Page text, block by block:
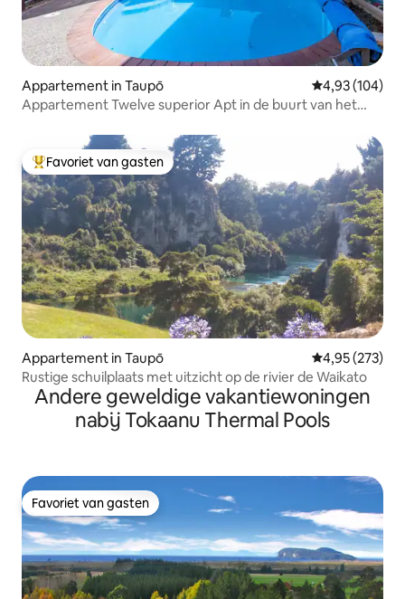
Appartement in Taupō Gemiddelde
4,93 (104)
Appartement Twelve superior Apt in de buurt van het
Topfavoriet van gasten
Favoriet van gasten
Appartement in Taupō Gemiddelde
4,95 (273)
Rustige schuilplaats met uitzicht op de rivier de Waikato
Andere geweldige vakantiewoningen
nabij Tokaanu Thermal Pools
Favoriet van gasten
Favoriet van gasten